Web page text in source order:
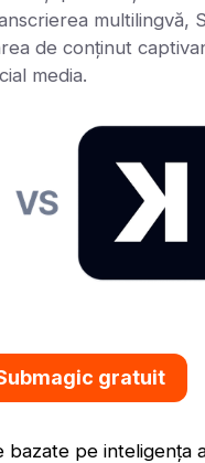
multilingvă,
de conținut
media.
gratuit
bazate pe inteligența